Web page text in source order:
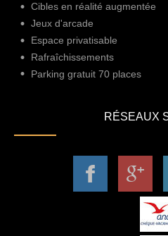
Cibles en réalité augmentée
Jeux d'arcade
Espace privatisable
Rafraîchissements
Parking gratuit 70 places
RÉSEAUX